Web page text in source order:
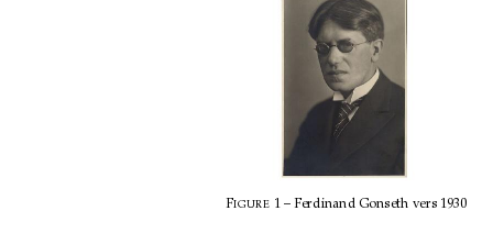
FIGURE 1 – Ferdinand Gonseth vers 1930